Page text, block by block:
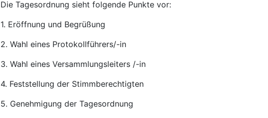
Die Tagesordnung sieht folgende Punkte vor:
1. Eröffnung und Begrüßung
2. Wahl eines Protokollführers/-in
3. Wahl eines Versammlungsleiters /-in
4. Feststellung der Stimmberechtigten
5. Genehmigung der Tagesordnung